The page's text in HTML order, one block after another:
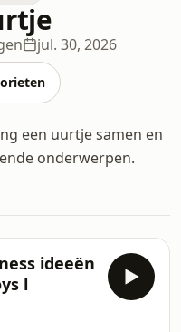
jul. 30, 2026
een uurtje samen en
onderwerpen.
ideeën
l